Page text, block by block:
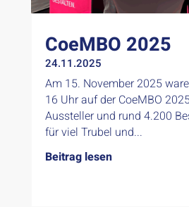
CoeMBO 2025
24.11.2025
Am 15. November 2025
16 Uhr auf der CoeMBO
Aussteller und rund 4.200
für viel Trubel und...
Beitrag lesen